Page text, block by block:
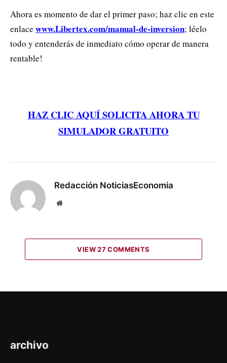
Ahora es momento de dar el primer paso; haz clic en este
enlace www.Libertex.com/manual-de-inversion; léelo
todo y entenderás de inmediato cómo operar de manera
rentable!
HAZ CLIC AQUÍ SOLICITA AHORA TU
SIMULADOR GRATUITO
Redacción NoticiasEconomia
Website
VIEW 27 COMMENTS
archivo